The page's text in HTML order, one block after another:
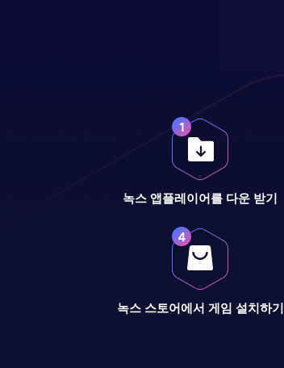
녹스 앱플레이어를 다운 받기
녹스 스토어에서 게임 설치하기